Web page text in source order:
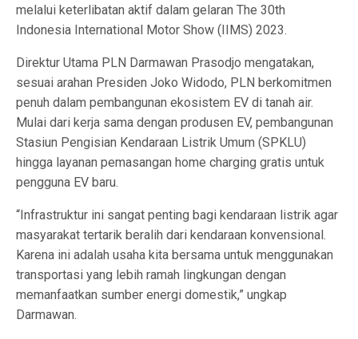
melalui keterlibatan aktif dalam gelaran The 30th
Indonesia International Motor Show (IIMS) 2023.
Direktur Utama PLN Darmawan Prasodjo mengatakan,
sesuai arahan Presiden Joko Widodo, PLN berkomitmen
penuh dalam pembangunan ekosistem EV di tanah air.
Mulai dari kerja sama dengan produsen EV, pembangunan
Stasiun Pengisian Kendaraan Listrik Umum (SPKLU)
hingga layanan pemasangan home charging gratis untuk
pengguna EV baru.
“Infrastruktur ini sangat penting bagi kendaraan listrik agar
masyarakat tertarik beralih dari kendaraan konvensional.
Karena ini adalah usaha kita bersama untuk menggunakan
transportasi yang lebih ramah lingkungan dengan
memanfaatkan sumber energi domestik,” ungkap
Darmawan.